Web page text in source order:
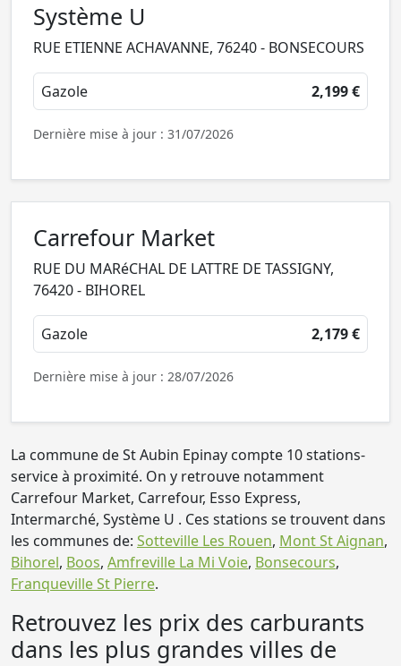
Système U
RUE ETIENNE ACHAVANNE, 76240 - BONSECOURS
Gazole 2,199 €
Dernière mise à jour : 31/07/2026
Carrefour Market
RUE DU MARéCHAL DE LATTRE DE TASSIGNY,
76420 - BIHOREL
Gazole 2,179 €
Dernière mise à jour : 28/07/2026
La commune de St Aubin Epinay compte 10 stations-
service à proximité. On y retrouve notamment
Carrefour Market, Carrefour, Esso Express,
Intermarché, Système U . Ces stations se trouvent dans
les communes de: Sotteville Les Rouen, Mont St Aignan,
Bihorel, Boos, Amfreville La Mi Voie, Bonsecours,
Franqueville St Pierre.
Retrouvez les prix des carburants
dans les plus grandes villes de